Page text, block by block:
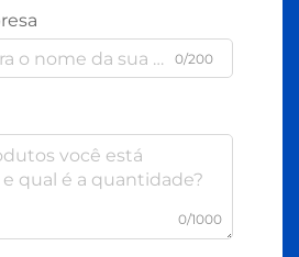
0/200
0/1000